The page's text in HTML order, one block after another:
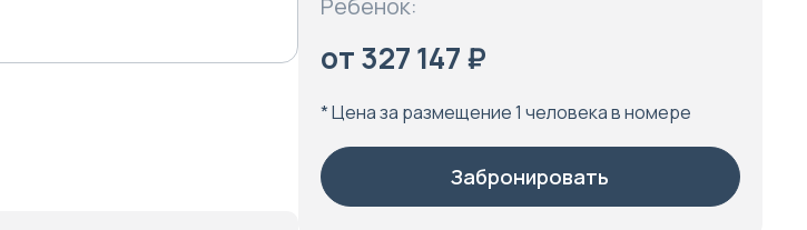
Ребенок:
от 327 147 ₽
* Цена за размещение 1 человека в номере
Забронировать